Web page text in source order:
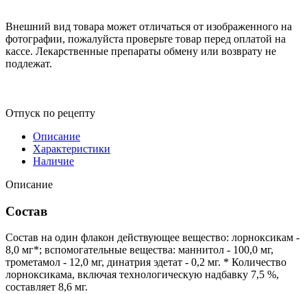
Внешний вид товара может отличаться от изображенного на
фотографии, пожалуйста проверьте товар перед оплатой на
кассе. Лекарственные препараты обмену или возврату не
подлежат.
Отпуск по рецепту
Описание
Характеристики
Наличие
Описание
Состав
Состав на один флакон действующее вещество: лорноксикам -
8,0 мг*; вспомогательные вещества: маннитол - 100,0 мг,
трометамол - 12,0 мг, динатрия эдетат - 0,2 мг. * Количество
лорноксикама, включая технологическую надбавку 7,5 %,
составляет 8,6 мг.